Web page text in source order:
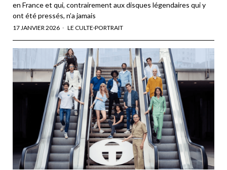
en France et qui, contrairement aux disques légendaires qui y
ont été pressés, n’a jamais
17 JANVIER 2026 LE CULTE·PORTRAIT